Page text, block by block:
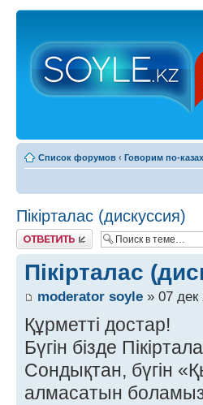
Список форумов ‹ Говорим по-
Пікірталас (дискуссия)
Ответить
Пікірталас
moderator soyle » 07 дек
Құрметті достар!
Бүгін бізде
Сондықтан, бүгін
алмасатын